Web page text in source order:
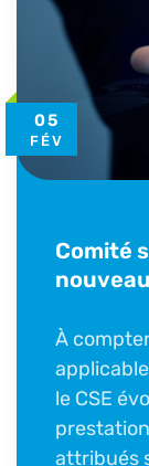
05
FÉV
Comité
À
le CSE
attribués